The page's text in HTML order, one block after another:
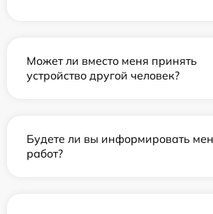
Может ли вместо меня принять
устройство другой человек?
Будете ли вы информировать
работ?